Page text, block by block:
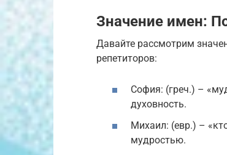
Значение имен:
Давайте рассмотрим
репетиторов:
София: (греч.) –
духовность.
Михаил: (евр.) –
мудростью.